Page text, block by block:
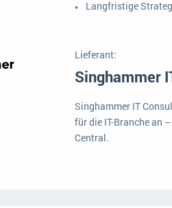
Langfristige
Lieferant:
Singhammer
Singhammer IT
für die IT-Branche an
Central.